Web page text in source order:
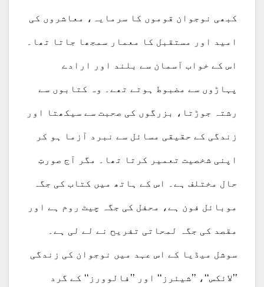
کبھی نوجوان قوموں کا سرمایہ، معاشروں کی
امید اور مستقبل کا معمار سمجھا جاتا تھا۔
اس کے خواب آسمان سے بلند اور ارادے
پہاڑوں سے مضبوط ہوتے تھے۔ وہ کتابوں سے
رشتہ جوڑتا، بزرگوں کی صحبت سے سیکھتا اور
زندگی کے حقیقی مسائل سے نبرد آزما ہو کر
اپنی شخصیت تعمیر کرتا تھا۔ مگر آج صورتِ
حال مختلف ہے۔ اس کے ہاتھ میں کتاب کی جگہ
موبائل فون ہے، محفل کی جگہ چیٹ روم ہے اور
مقصد کی جگہ لمحاتی تفریح نے لے لی ہے۔
سوشل میڈیا کے اس عہد میں نوجوان کی زندگی
’’لائکس‘‘، ’’شیئرز‘‘ اور ’’فالوورز‘‘ کے گرد